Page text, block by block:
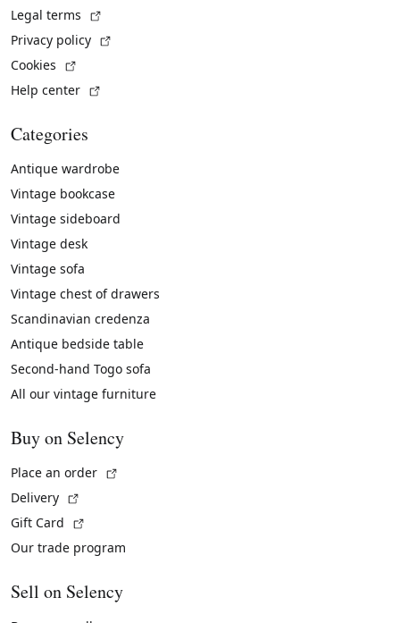
Legal terms
Privacy policy
Cookies
Help center
Categories
Antique wardrobe
Vintage bookcase
Vintage sideboard
Vintage desk
Vintage sofa
Vintage chest of drawers
Scandinavian credenza
Antique bedside table
Second-hand Togo sofa
All our vintage furniture
Buy on Selency
Place an order
Delivery
Gift Card
Our trade program
Sell on Selency